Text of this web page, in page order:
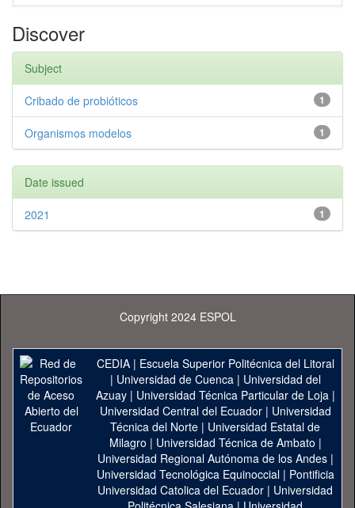
Discover
Subject
1
Cribado de probióticos
1
Organismos modelos
Date issued
1
2021
Copyright 2024 ESPOL
CEDIA| Escuela Superior Politécnica del Litoral
| Universidad de Cuenca| Universidad del
Azuay| Universidad Técnica Particular de Loja|
Universidad Central del Ecuador| Universidad
Técnica del Norte | Universidad Estatal de
Milagro | Universidad Técnica de Ambato |
Universidad Regional Autónoma de los Andes|
Universidad Tecnológica Equinoccial| Pontificia
Universidad Catolica del Ecuador | Universidad